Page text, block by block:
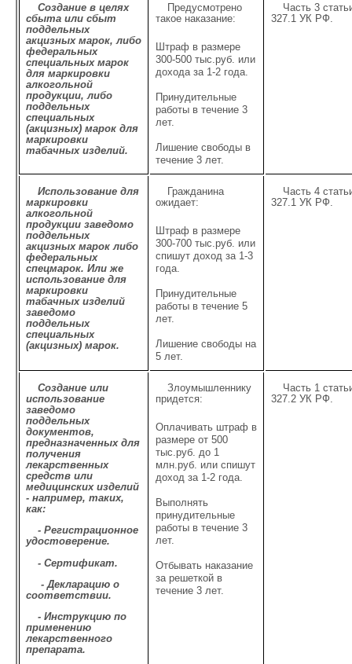
Создание в целях
сбыта или сбыт
поддельных
акцизных марок, либо
федеральных
специальных марок
для маркировки
алкогольной
продукции, либо
поддельных
специальных
(акцизных) марок для
маркировки
табачных изделий.
Предусмотрено
такое наказание:
Штраф в размере
300-500 тыс.руб. или
дохода за 1-2 года.
Принудительные
работы в течение 3
лет.
Лишение свободы в
течение 3 лет.
Часть 3
327.1 УК РФ.
Использование для
маркировки
алкогольной
продукции заведомо
поддельных
акцизных марок либо
федеральных
спецмарок. Или же
использование для
маркировки
табачных изделий
заведомо
поддельных
специальных
(акцизных) марок.
Гражданина
ожидает:
Штраф в размере
300-700 тыс.руб. или
спишут доход за 1-3
года.
Принудительные
работы в течение 5
лет.
Лишение свободы на
5 лет.
Часть 4
327.1 УК РФ.
Создание или
использование
заведомо
поддельных
документов,
предназначенных для
получения
лекарственных
средств или
медицинских изделий
- например, таких,
как:
- Регистрационное
удостоверение.
- Сертификат.
- Декларацию о
соответствии.
- Инструкцию по
применению
лекарственного
препарата.
Злоумышленнику
придется:
Оплачивать штраф в
размере от 500
тыс.руб. до 1
млн.руб. или спишут
доход за 1-2 года.
Выполнять
принудительные
работы в течение 3
лет.
Отбывать наказание
за решеткой в
течение 3 лет.
Часть 1
327.2 УК РФ.